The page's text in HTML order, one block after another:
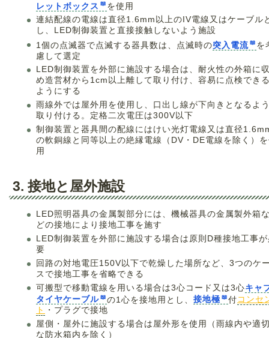
レットボックス
を使用
連結配線の電線は直径1.6mm以上のIV電線又はケーブル
し、LED制御装置と直接接触しないよう施設
1個の点滅器で点滅する器具数は、点滅時の突入電流
を
慮して選定
LED制御装置を外部に施設する場合は、耐火性の外箱に
め造営材から1cm以上離して取り付け、容易に点検でき
ようにする
雨線外では屋外用を使用し、口出し線が下向きとなるよ
取り付ける。定格二次電圧は300V以下
制御装置と器具間の配線にはけい光灯電線又は直径
の軟銅線と同等以上の絶縁電線（DV・DE電線を除く）
用
3. 接地と屋外施設
LED照明器具の金属製部分には、機械器具の金属製外箱
どの接地により接地工事を施す
LED制御装置を外部に施設する場合は原則D種接地工事
要
回路の対地電圧150V以下で乾燥した場所など、3つのケ
スで接地工事を省略できる
可搬型で移動電線を用いる場合は3心コード又は3心キャ
タイヤケーブル
の1心を接地用とし、 接地極 付 コンセ
ト
・プラグで接地
屋側・屋外に施設する場合は屋外形を使用（雨線内や適
な防水箱内を除く）